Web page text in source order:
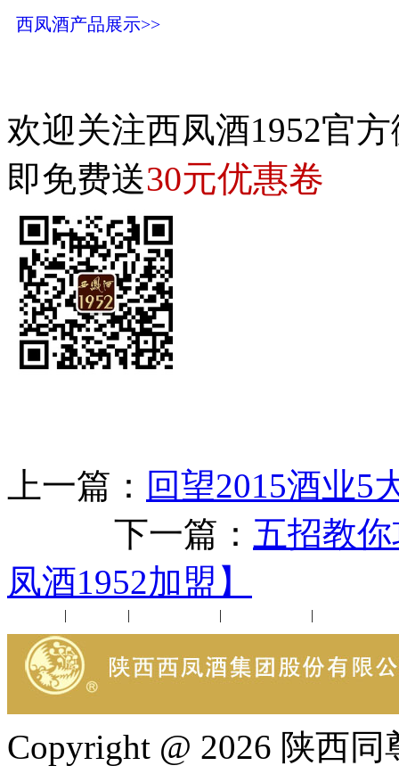
西凤酒产品展示>>
欢迎关注西凤酒1952官
即免费送30元优惠卷
上一篇： 回望2015酒业5
下一篇： 五招教
凤酒1952加盟】
| | | |
Copyright @ 2026 陕西